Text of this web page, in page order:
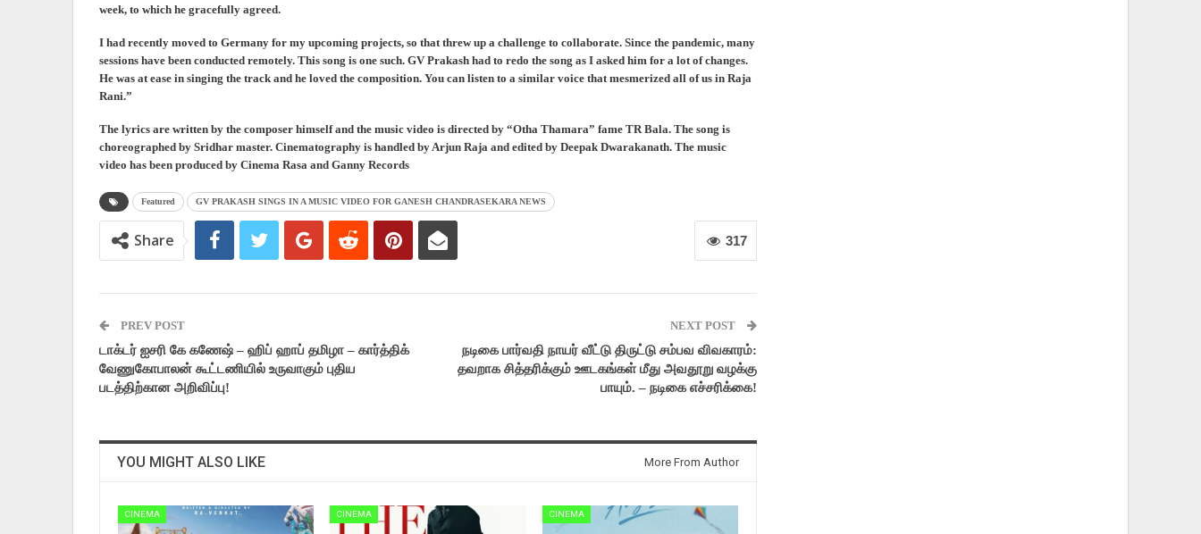
week, to which he gracefully agreed.
I had recently moved to Germany for my upcoming projects, so that threw up a challenge to collaborate. Since the pandemic, many
sessions have been conducted remotely. This song is one such. GV Prakash had to redo the song as I asked him for a lot of changes.
He was at ease in singing the track and he loved the composition. You can listen to a similar voice that mesmerized all of us in Raja
Rani.”
The lyrics are written by the composer himself and the music video is directed by “Otha Thamara” fame TR Bala. The song is
choreographed by Sridhar master. Cinematography is handled by Arjun Raja and edited by Deepak Dwarakanath. The music
video has been produced by Cinema Rasa and Ganny Records
Featured GV PRAKASH SINGS IN A MUSIC VIDEO FOR GANESH CHANDRASEKARA NEWS
317
Share
PREV POST
டாக்டர் ஐசரி கே கணேஷ் – ஹிப் ஹாப் தமிழா – கார்த்திக்
வேணுகோபாலன் கூட்டணியில் உருவாகும் புதிய
படத்திற்கான அறிவிப்பு!
NEXT POST
நடிகை பார்வதி நாயர் வீட்டு திருட்டு சம்பவ விவகாரம்:
தவறாக சித்தரிக்கும் ஊடகங்கள் மீது அவதூறு வழக்கு
பாயும். – நடிகை எச்சரிக்கை!
YOU MIGHT ALSO LIKE More From Author
CINEMA CINEMA CINEMA